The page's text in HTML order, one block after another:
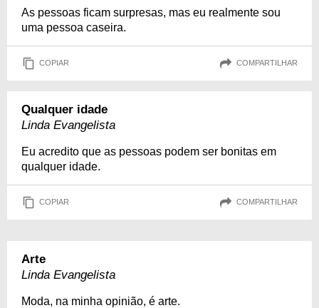
As pessoas ficam surpresas, mas eu realmente sou
uma pessoa caseira.
COPIAR COMPARTILHAR
Qualquer idade
Linda Evangelista
Eu acredito que as pessoas podem ser bonitas em
qualquer idade.
COPIAR COMPARTILHAR
Arte
Linda Evangelista
Moda, na minha opinião, é arte.